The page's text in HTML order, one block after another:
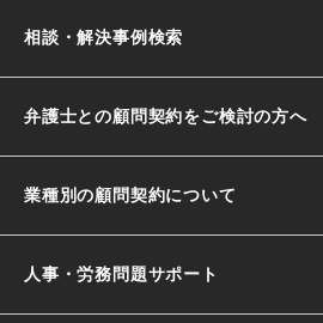
相談・解決事例検索
弁護士との顧問契約をご検討の方へ
業種別の顧問契約について
人事・労務問題サポート